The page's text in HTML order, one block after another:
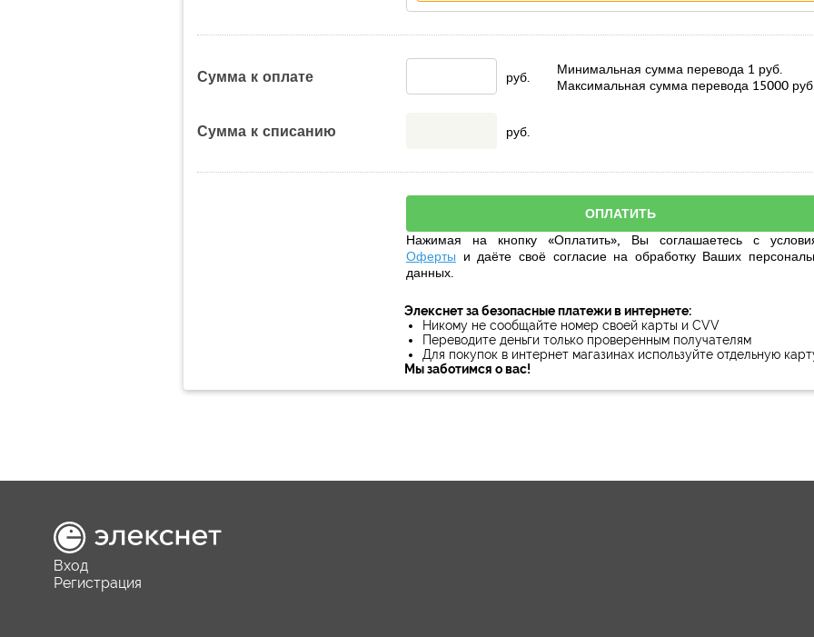
Сумма к оплате руб. Минимальная сумма перевода 1 руб.
Максимальная сумма перевода 15000
Сумма к списанию руб.
Нажимая на кнопку «Оплатить», Вы соглашаетесь с
Оферты и даёте своё согласиена обработку Ваших
данных.
Элекснет за безопасные платежи в интернете:
Никому не сообщайте номер своей карты и CVV
Переводите деньги только проверенным получателям
Для покупок в интернет магазинах используйте отдельную
Мы заботимся о вас!
Вход
Регистрация